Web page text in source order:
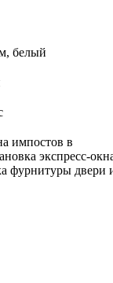
белый
импостов в
экспресс-
фурнитуры двери